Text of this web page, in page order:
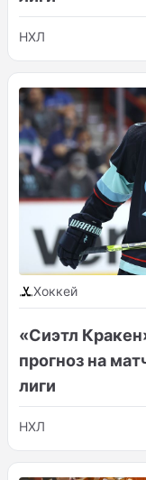
НХЛ
Хоккей
«Сиэтл
прогноз на
лиги
НХЛ